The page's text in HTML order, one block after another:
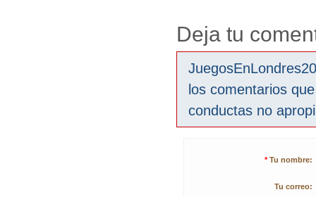
Deja tu
los comentarios
conductas no
* Tu nombre:
Tu correo: